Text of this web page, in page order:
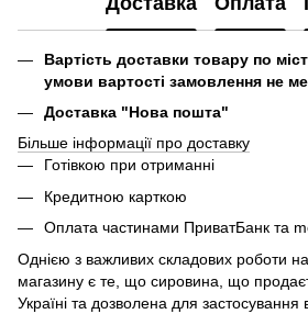
Вартість доставки товару по
умови вартості замовлення не
Доставка "Нова пошта"
Більше інформації про доставку
Готівкою при отриманні
Кредитною карткою
Оплата частинами ПриватБанк та
Однією з важливих складових роботи
магазину є те, що сировина, що
Україні та дозволена для застосування